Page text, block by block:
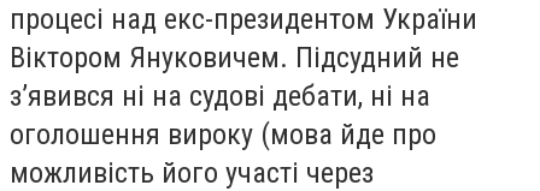
процесі над екс-президентом України
Віктором Януковичем. Підсудний не
з’явився ні на судові дебати, ні на
оголошення вироку (мова йде про
можливість його участі через